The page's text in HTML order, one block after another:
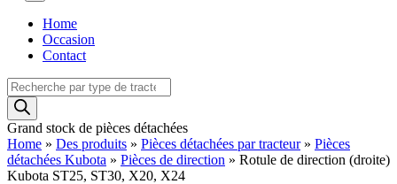
Home
Occasion
Contact
Recherche
de
produits
Grand stock de pièces détachées
Home » Des produits » Pièces détachées par tracteur» Pièces
détachées Kubota » Pièces de direction » Rotule de direction (droite)
Kubota ST25, ST30, X20, X24